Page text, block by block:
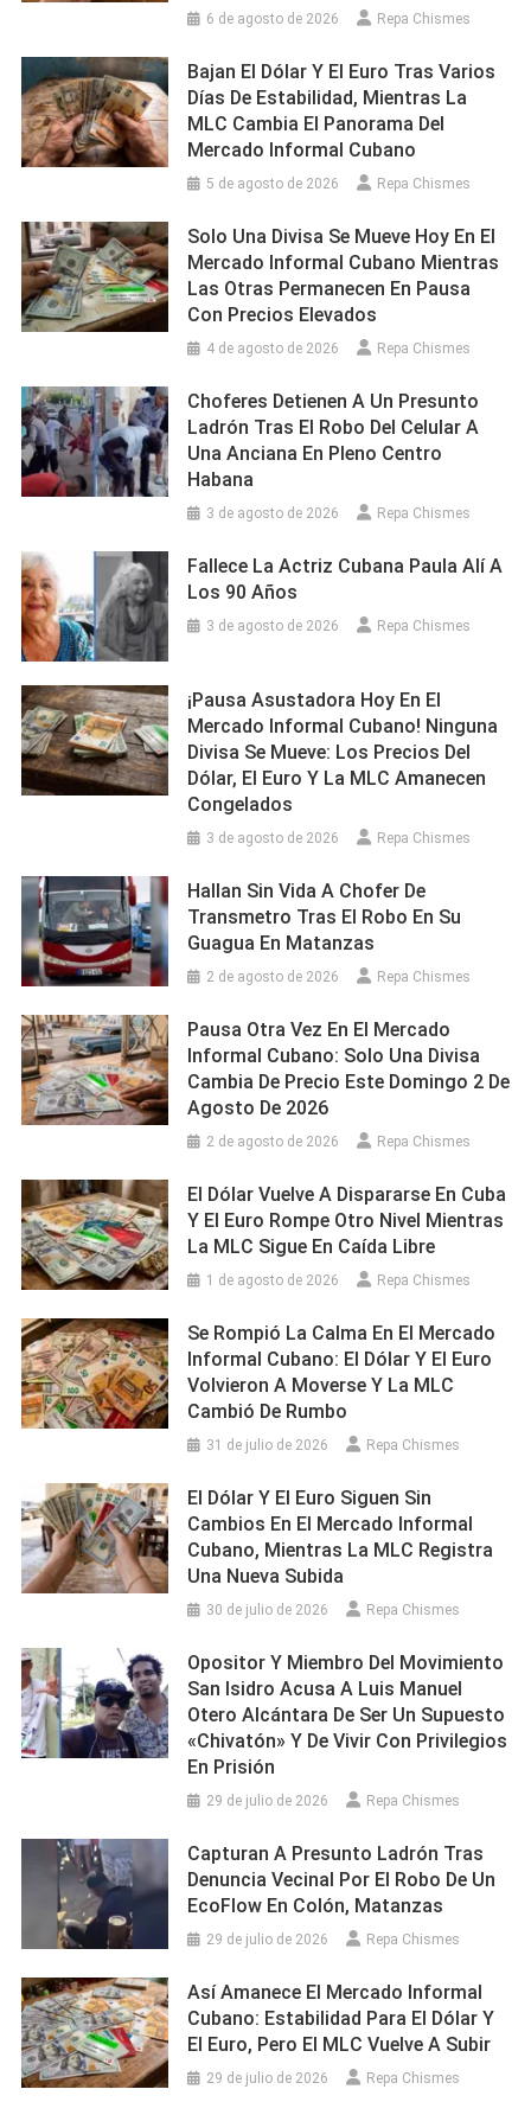
6 de agosto de 2026 Repa Chismes
Bajan El Dólar Y El Euro Tras Varios
Días De Estabilidad, Mientras La
MLC Cambia El Panorama Del
Mercado Informal Cubano
5 de agosto de 2026 Repa Chismes
Solo Una Divisa Se Mueve Hoy En El
Mercado Informal Cubano Mientras
Las Otras Permanecen En Pausa
Con Precios Elevados
4 de agosto de 2026 Repa Chismes
Choferes Detienen A Un Presunto
Ladrón Tras El Robo Del Celular A
Una Anciana En Pleno Centro
Habana
3 de agosto de 2026 Repa Chismes
Fallece La Actriz Cubana Paula Alí A
Los 90 Años
3 de agosto de 2026 Repa Chismes
¡Pausa Asustadora Hoy En El
Mercado Informal Cubano! Ninguna
Divisa Se Mueve: Los Precios Del
Dólar, El Euro Y La MLC Amanecen
Congelados
3 de agosto de 2026 Repa Chismes
Hallan Sin Vida A Chofer De
Transmetro Tras El Robo En Su
Guagua En Matanzas
2 de agosto de 2026 Repa Chismes
Pausa Otra Vez En El Mercado
Informal Cubano: Solo Una Divisa
Cambia De Precio Este Domingo 2 De
Agosto De 2026
2 de agosto de 2026 Repa Chismes
El Dólar Vuelve A Dispararse En Cuba
Y El Euro Rompe Otro Nivel Mientras
La MLC Sigue En Caída Libre
1 de agosto de 2026 Repa Chismes
Se Rompió La Calma En El Mercado
Informal Cubano: El Dólar Y El Euro
Volvieron A Moverse Y La MLC
Cambió De Rumbo
31 de julio de 2026 Repa Chismes
El Dólar Y El Euro Siguen Sin
Cambios En El Mercado Informal
Cubano, Mientras La MLC Registra
Una Nueva Subida
30 de julio de 2026 Repa Chismes
Opositor Y Miembro Del Movimiento
San Isidro Acusa A Luis Manuel
Otero Alcántara De Ser Un Supuesto
«chivatón» Y De Vivir Con Privilegios
En Prisión
29 de julio de 2026 Repa Chismes
Capturan A Presunto Ladrón Tras
Denuncia Vecinal Por El Robo De Un
EcoFlow En Colón, Matanzas
29 de julio de 2026 Repa Chismes
Así Amanece El Mercado Informal
Cubano: Estabilidad Para El Dólar Y
El Euro, Pero El MLC Vuelve A Subir
29 de julio de 2026 Repa Chismes